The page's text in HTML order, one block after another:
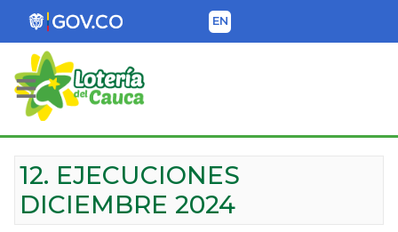
EN
Lotería del Cauca
12. EJECUCIONES
DICIEMBRE 2024